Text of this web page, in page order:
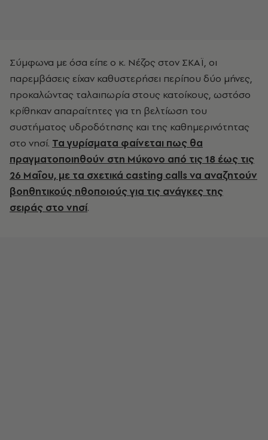
Σύμφωνα με όσα είπε ο κ. Νέζος στον ΣΚΑΪ, oι
παρεμβάσεις είχαν καθυστερήσει περίπου δύο μήνες,
προκαλώντας ταλαιπωρία στους κατοίκους, ωστόσο
κρίθηκαν απαραίτητες για τη βελτίωση του
συστήματος υδροδότησης και της καθημερινότητας
στο νησί. Τα γυρίσματα φαίνεται πως θα
πραγματοποιηθούν στη Μύκονο από τις 18 έως τις
26 Μαΐου, με τα σχετικά casting calls να αναζητούν
βοηθητικούς ηθοποιούς για τις ανάγκες της
σειράς στο νησί.